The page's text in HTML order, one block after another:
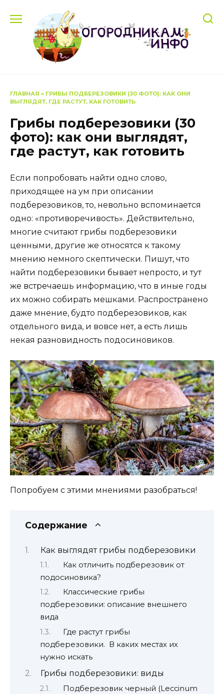
содержанию
ГЛАВНАЯ » ГРИБЫ ПОДБЕРЕЗОВИКИ (30 ФОТО): КАК ОНИ
ВЫГЛЯДЯТ, ГДЕ РАСТУТ, КАК ГОТОВИТЬ
Грибы подберезовики (30
фото): как они выглядят,
где растут, как готовить
Если попробовать найти одно слово,
приходящее на ум при описании
подберезовиков, то, невольно вспоминается
одно: «противоречивость». Действительно,
многие считают грибы подберезовики
ценными, другие же относятся к такому
мнению немного скептически. Пишут, что
найти подберезовики бывает непросто, и тут
же встречаешь информацию, что в иные годы
их можно собирать мешками. Распространено
даже мнение, будто подберезовиков, как
отдельного вида, и вовсе нет, а есть лишь
некая разновидность подосиновиков.
Попробуем с этими мнениями разобраться!
Содержание
Как выглядят грибы подберезовики
Как отличить подберезовик от
подосиновика?
Классические грибы
подберезовики: описание внешнего
вида
Где растут грибы
подберезовики. В каких местах их
нужно искать
Грибы подберезовики: виды
Подберезовик черный (Leccinum